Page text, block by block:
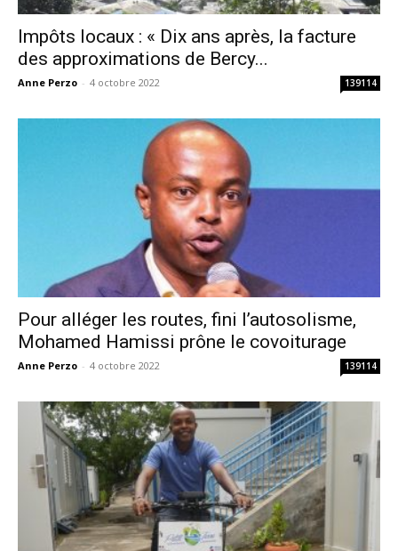
Impôts locaux : « Dix ans après, la facture
des approximations de Bercy...
Anne Perzo - 4 octobre 2022 139114
Pour alléger les routes, fini l’autosolisme,
Mohamed Hamissi prône le covoiturage
Anne Perzo - 4 octobre 2022 139114